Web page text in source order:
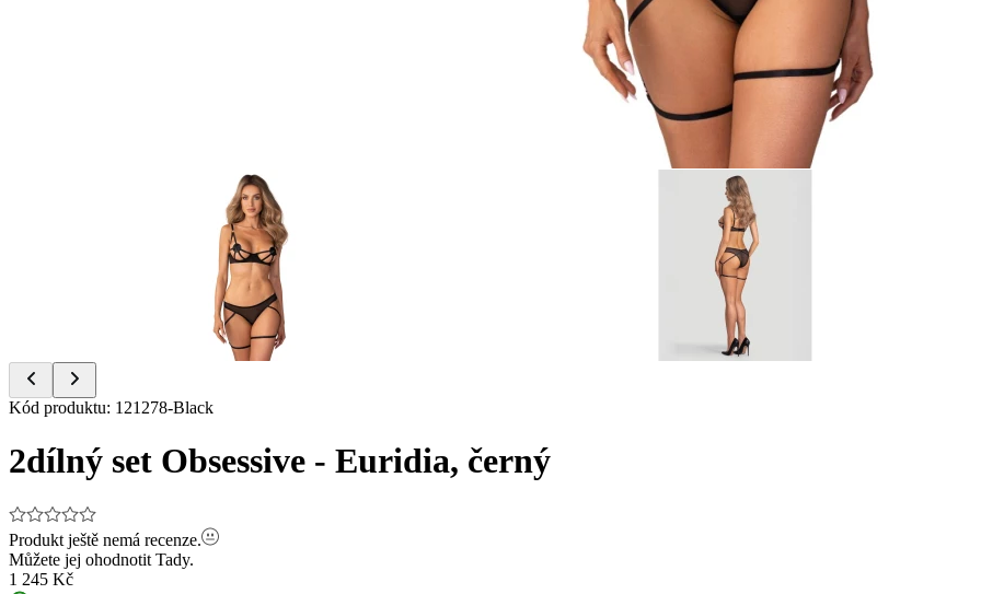
Item
of
4
Kód produktu: 121278-Black
2dílný set Obsessive - Euridia, černý
Produkt ještě nemá recenze.
Můžete jej ohodnotit Tady.
1 245 Kč